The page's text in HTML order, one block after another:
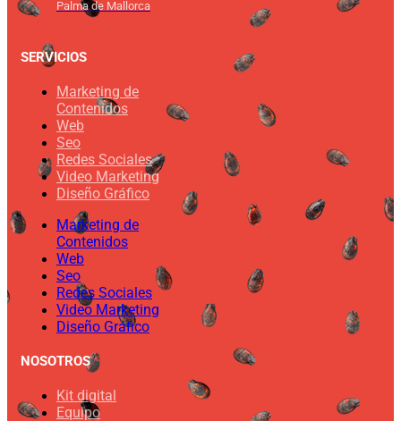
Palma de Mallorca
SERVICIOS
Marketing de
Contenidos
Web
Seo
Redes Sociales
Video Marketing
Diseño Gráfico
Marketing de
Contenidos
Web
Seo
Redes Sociales
Video Marketing
Diseño Gráfico
NOSOTROS
Kit digital
Equipo